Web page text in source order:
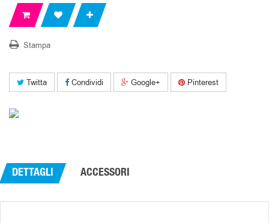
Stampa
Twitta Condividi Google+ Pinterest
DETTAGLI ACCESSORI